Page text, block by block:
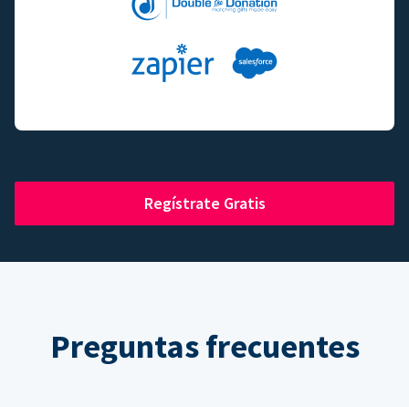
Regístrate Gratis
Preguntas frecuentes